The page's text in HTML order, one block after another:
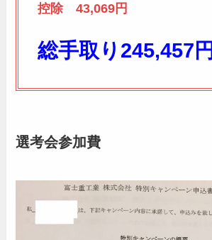
控除 43,069円
総手取り245,457円
選考会参加費